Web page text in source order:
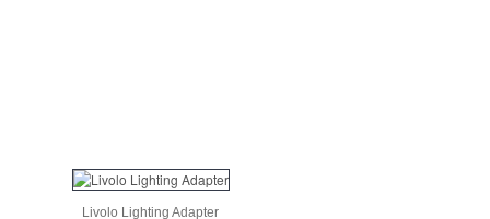
Livolo Lighting Adapter